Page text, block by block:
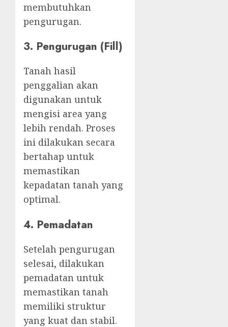
membutuhkan
pengurugan.
3. Pengurugan (Fill)
Tanah hasil
penggalian akan
digunakan untuk
mengisi area yang
lebih rendah. Proses
ini dilakukan secara
bertahap untuk
memastikan
kepadatan tanah yang
optimal.
4. Pemadatan
Setelah pengurugan
selesai, dilakukan
pemadatan untuk
memastikan tanah
memiliki struktur
yang kuat dan stabil.